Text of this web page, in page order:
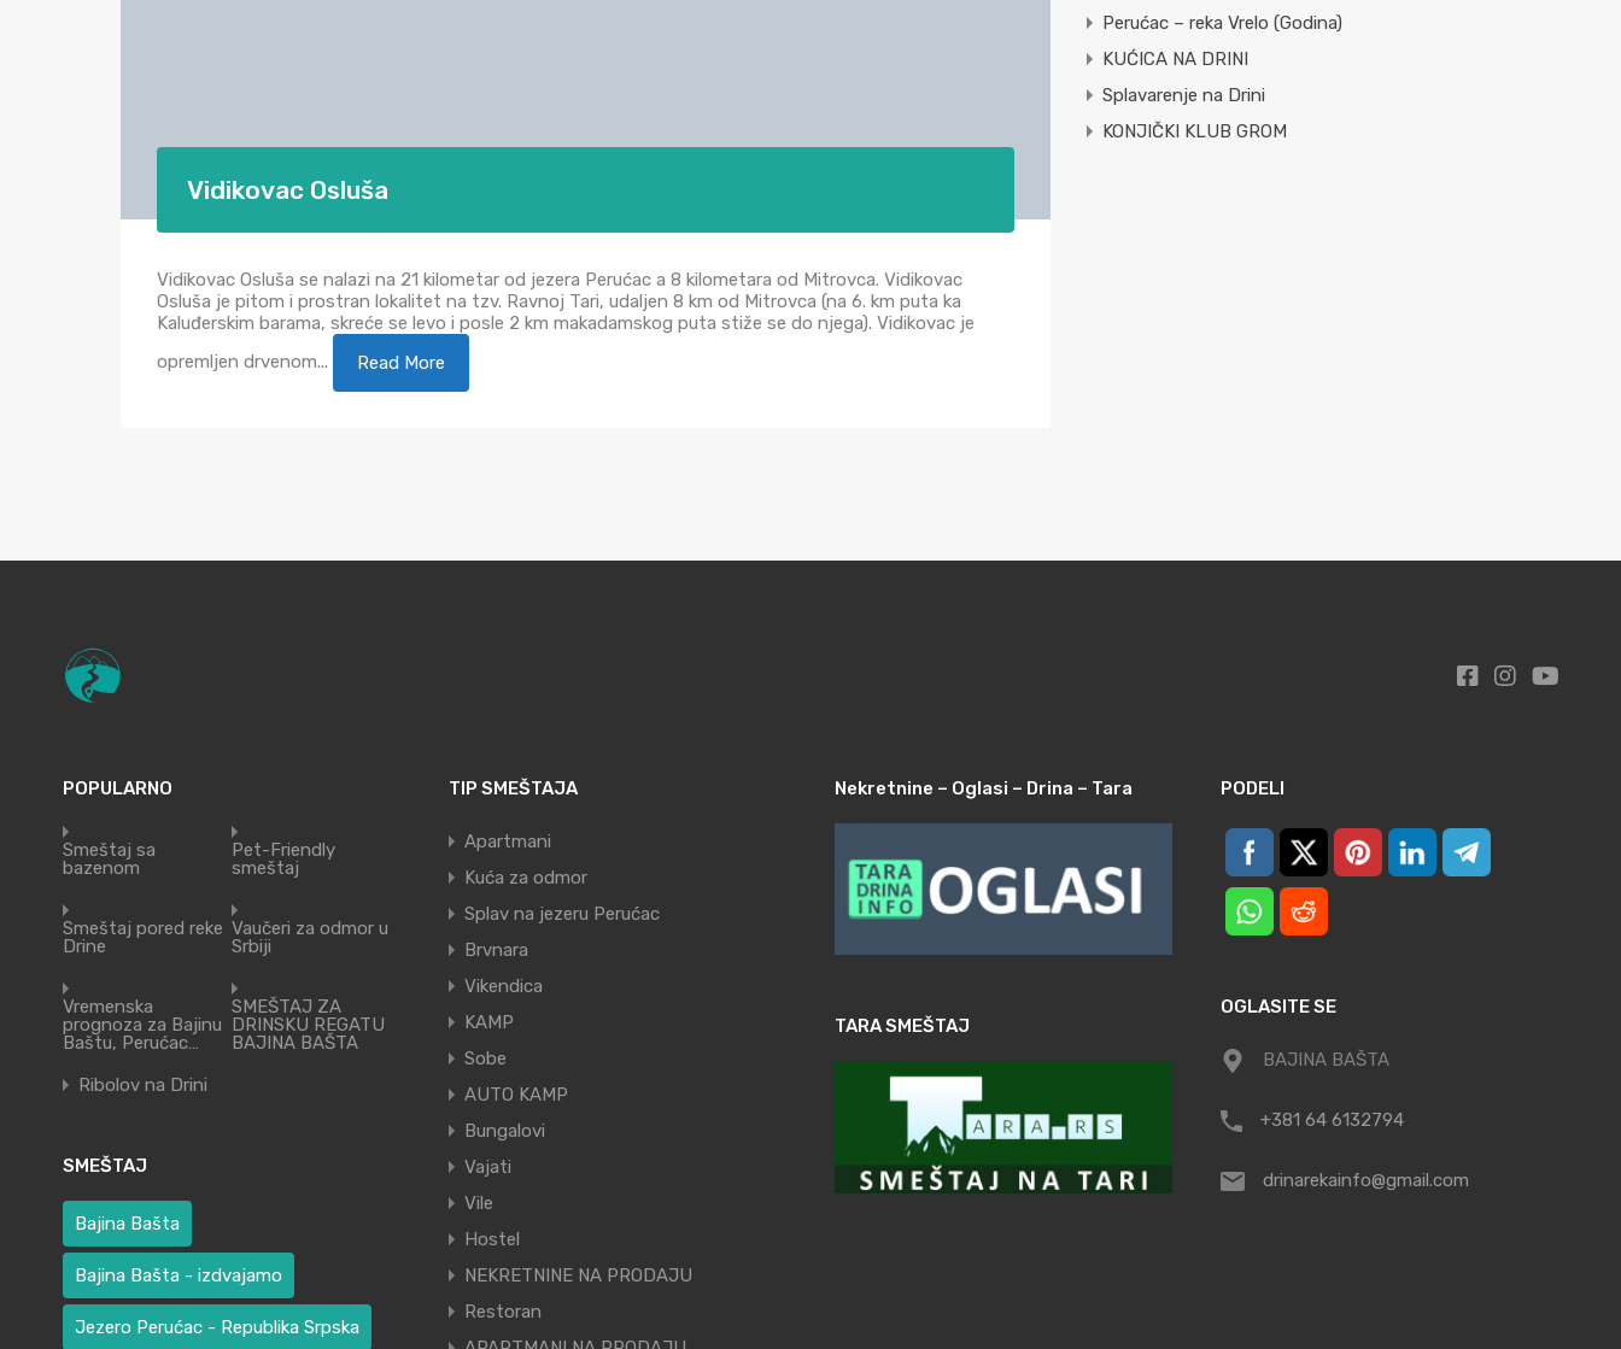
Vidikovac Osluša
Vidikovac Osluša se nalazi na 21 kilometar od jezera Perućac a 8 kilometara od Mitrovca. Vidikovac
Osluša je pitom i prostran lokalitet na tzv. Ravnoj Tari, udaljen 8 km od Mitrovca (na 6. km puta ka
Kaluđerskim barama, skreće se levo i posle 2 km makadamskog puta stiže se do njega). Vidikovac je
opremljen drvenom...
Read More
Perućac – reka Vrelo (Godina)
KUĆICA NA DRINI
Splavarenje na Drini
KONJIČKI KLUB GROM
POPULARNO
Smeštaj sa
bazenom
Pet-Friendly
smeštaj
Smeštaj pored reke
Drine
Vaučeri za odmor u
Srbiji
Vremenska
prognoza za Bajinu
Baštu, Perućac…
SMEŠTAJ ZA
DRINSKU REGATU
BAJINA BAŠTA
Ribolov na Drini
SMEŠTAJ
Bajina Bašta
Bajina Bašta - izdvajamo
Jezero Perućac - Republika Srpska
TIP SMEŠTAJA
Apartmani
Kuća za odmor
Splav na jezeru Perućac
Brvnara
Vikendica
KAMP
Sobe
AUTO KAMP
Bungalovi
Vajati
Vile
Hostel
NEKRETNINE NA PRODAJU
Restoran
Nekretnine – Oglasi – Drina – Tara
TARA SMEŠTAJ
PODELI
OGLASITE SE
BAJINA BAŠTA
+381 64 6132794
drinarekainfo@gmail.com